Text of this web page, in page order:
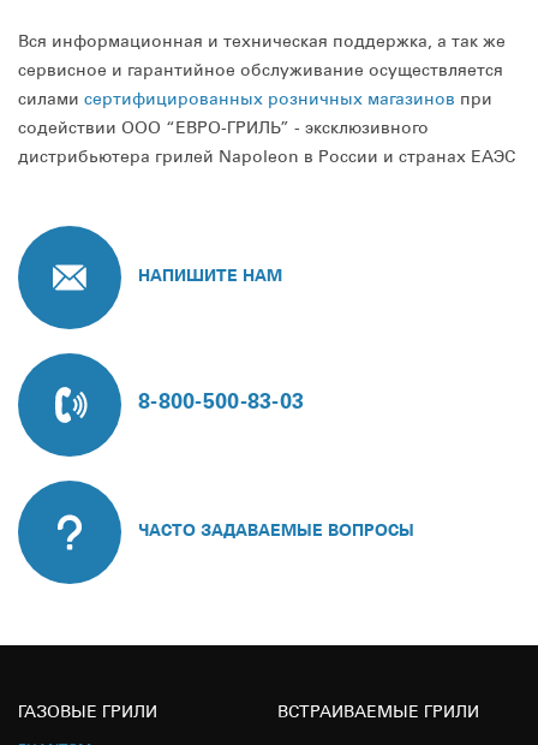
Вся информационная и техническая поддержка, а так же
сервисное и гарантийное обслуживание осуществляется
силами сертифицированных розничных магазинов при
содействии ООО “ЕВРО-ГРИЛЬ” - эксклюзивного
дистрибьютера грилей Napoleon в России и странах ЕАЭС
НАПИШИТЕ НАМ
8-800-500-83-03
ЧАСТО ЗАДАВАЕМЫЕ ВОПРОСЫ
ГАЗОВЫЕ ГРИЛИ ВСТРАИВАЕМЫЕ ГРИЛИ